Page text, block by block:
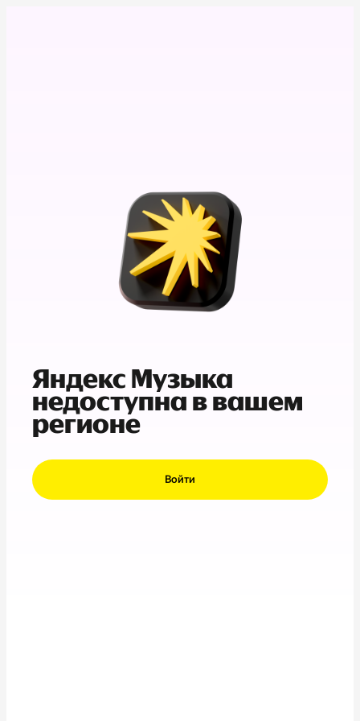
Яндекс Музыка
недоступна в вашем
регионе
Войти